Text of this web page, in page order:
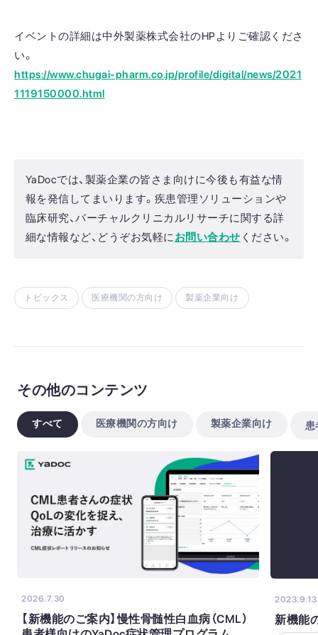
イベントの詳細は中外製薬株式会社のHPよりご確認くださ
い。
https://www.chugai-pharm.co.jp/profile/digital/news/2021
1119150000.html
YaDocでは、製薬企業の皆さま向けに今後も有益な情
報を発信してまいります。疾患管理ソリューションや
臨床研究、バーチャルクリニカルリサーチに関する詳
細な情報など、どうぞお気軽にお問い合わせ ください。
トピックス 医療機関の方向け 製薬企業向け
その他のコンテンツ
すべて 医療機関の方向け 製薬企業向け 患
2026.7.30
【新機能のご案内】慢性骨髄性白血病（CML）
2023.9.13
新機能